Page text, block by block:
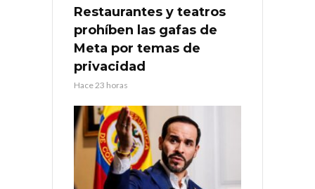
Restaurantes y teatros
prohíben las gafas de
Meta por temas de
privacidad
Hace 23 horas